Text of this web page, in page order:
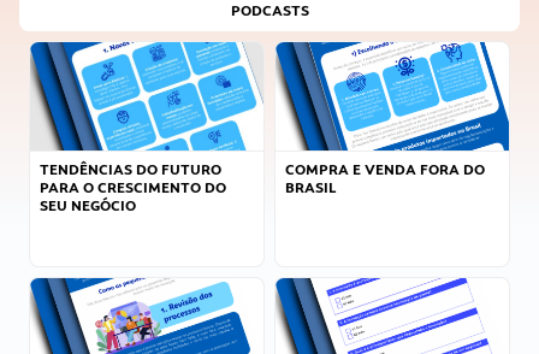
PODCASTS
TENDÊNCIAS DO FUTURO
PARA O CRESCIMENTO DO
SEU NEGÓCIO
COMPRA E VENDA FORA DO
BRASIL